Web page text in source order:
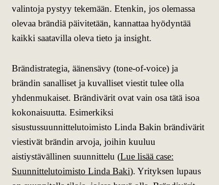
valintoja pystyy tekemään. Etenkin, jos olemassa
olevaa brändiä päivitetään, kannattaa hyödyntää
kaikki saatavilla oleva tieto ja insight.
Brändistrategia, äänensävy (tone-of-voice) ja
brändin sanalliset ja kuvalliset viestit tulee olla
yhdenmukaiset. Brändivärit ovat vain osa tätä isoa
kokonaisuutta. Esimerkiksi
sisustussuunnittelutoimisto Linda Bakin brändivärit
viestivät brändin arvoja, joihin kuuluu
aistiystävällinen suunnittelu (Lue lisää case:
Suunnittelutoimisto Linda Baki). Yrityksen lupaus